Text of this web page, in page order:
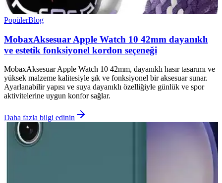
PopülerBlog
MobaxAksesuar Apple Watch 10 42mm dayanıklı
ve estetik fonksiyonel kordon seçeneği
MobaxAksesuar Apple Watch 10 42mm, dayanıklı hasır tasarımı ve
yüksek malzeme kalitesiyle şık ve fonksiyonel bir aksesuar sunar.
Ayarlanabilir yapısı ve suya dayanıklı özelliğiyle günlük ve spor
aktivitelerine uygun konfor sağlar.
Daha fazla bilgi edinin